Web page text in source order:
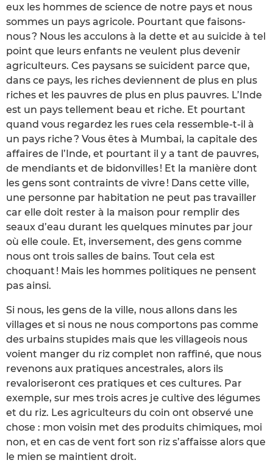
eux les hommes de science de notre pays et nous
sommes un pays agricole. Pourtant que faisons-
nous ? Nous les acculons à la dette et au suicide à tel
point que leurs enfants ne veulent plus devenir
agriculteurs. Ces paysans se suicident parce que,
dans ce pays, les riches deviennent de plus en plus
riches et les pauvres de plus en plus pauvres. L’Inde
est un pays tellement beau et riche. Et pourtant
quand vous regardez les rues cela ressemble-t-il à
un pays riche ? Vous êtes à Mumbai, la capitale des
affaires de l’Inde, et pourtant il y a tant de pauvres,
de mendiants et de bidonvilles ! Et la manière dont
les gens sont contraints de vivre ! Dans cette ville,
une personne par habitation ne peut pas travailler
car elle doit rester à la maison pour remplir des
seaux d’eau durant les quelques minutes par jour
où elle coule. Et, inversement, des gens comme
nous ont trois salles de bains. Tout cela est
choquant ! Mais les hommes politiques ne pensent
pas ainsi.
Si nous, les gens de la ville, nous allons dans les
villages et si nous ne nous comportons pas comme
des urbains stupides mais que les villageois nous
voient manger du riz complet non raffiné, que nous
revenons aux pratiques ancestrales, alors ils
revaloriseront ces pratiques et ces cultures. Par
exemple, sur mes trois acres je cultive des légumes
et du riz. Les agriculteurs du coin ont observé une
chose : mon voisin met des produits chimiques, moi
non, et en cas de vent fort son riz s’affaisse alors que
le mien se maintient droit.